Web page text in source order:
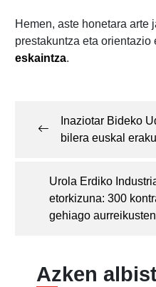
Hemen, aste honetara arte
prestakuntza eta orientazio
eskaintza.
Inaziotar Bideko
bilera euskal
Urola Erdiko
etorkizuna: 300
gehiago
Azken